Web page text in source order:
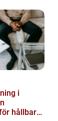
i
hållbara